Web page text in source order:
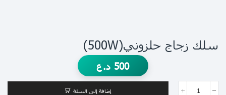
سلك زجاج حلزوني(500W)
500 د.ع
إضافة إلى السلة